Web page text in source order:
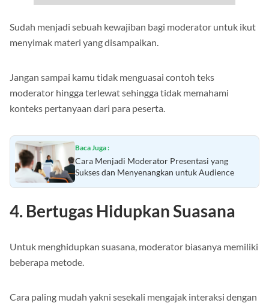
Sudah menjadi sebuah kewajiban bagi moderator untuk ikut
menyimak materi yang disampaikan.
Jangan sampai kamu tidak menguasai contoh teks
moderator hingga terlewat sehingga tidak memahami
konteks pertanyaan dari para peserta.
Baca Juga :
Cara Menjadi Moderator Presentasi yang
Sukses dan Menyenangkan untuk Audience
4. Bertugas Hidupkan Suasana
Untuk menghidupkan suasana, moderator biasanya memiliki
beberapa metode.
Cara paling mudah yakni sesekali mengajak interaksi dengan